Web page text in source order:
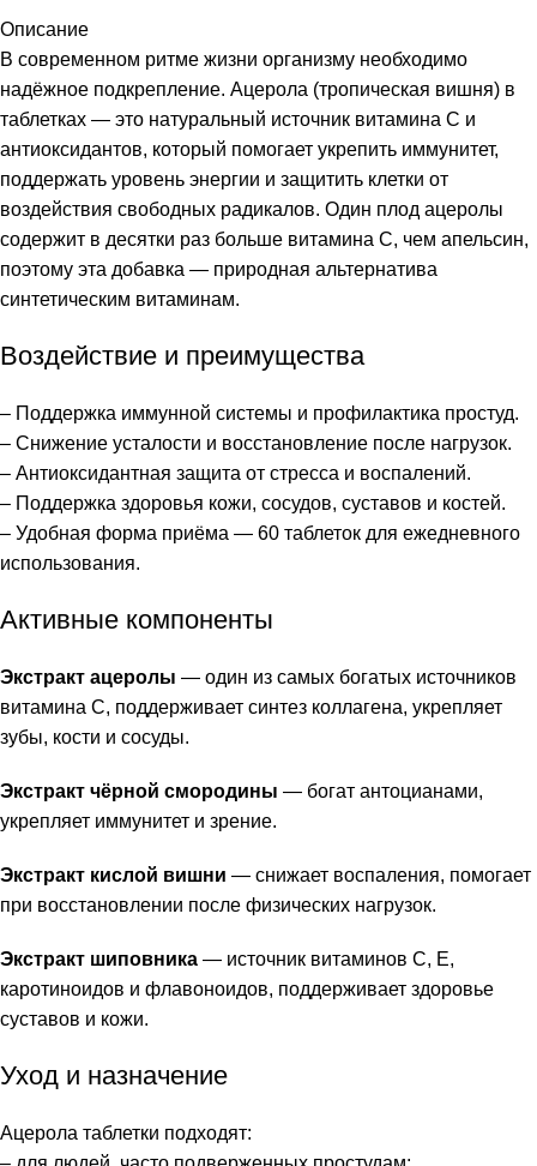
Описание
В современном ритме жизни организму необходимо
надёжное подкрепление. Ацерола (тропическая вишня) в
таблетках — это натуральный источник витамина C и
антиоксидантов, который помогает укрепить иммунитет,
поддержать уровень энергии и защитить клетки от
воздействия свободных радикалов. Один плод ацеролы
содержит в десятки раз больше витамина C, чем апельсин,
поэтому эта добавка — природная альтернатива
синтетическим витаминам.
Воздействие и преимущества
– Поддержка иммунной системы и профилактика простуд.
– Снижение усталости и восстановление после нагрузок.
– Антиоксидантная защита от стресса и воспалений.
– Поддержка здоровья кожи, сосудов, суставов и костей.
– Удобная форма приёма — 60 таблеток для ежедневного
использования.
Активные компоненты
Экстракт ацеролы — один из самых богатых источников
витамина C, поддерживает синтез коллагена, укрепляет
зубы, кости и сосуды.
Экстракт чёрной смородины — богат антоцианами,
укрепляет иммунитет и зрение.
Экстракт кислой вишни — снижает воспаления, помогает
при восстановлении после физических нагрузок.
Экстракт шиповника — источник витаминов C, E,
каротиноидов и флавоноидов, поддерживает здоровье
суставов и кожи.
Уход и назначение
Ацерола таблетки подходят: